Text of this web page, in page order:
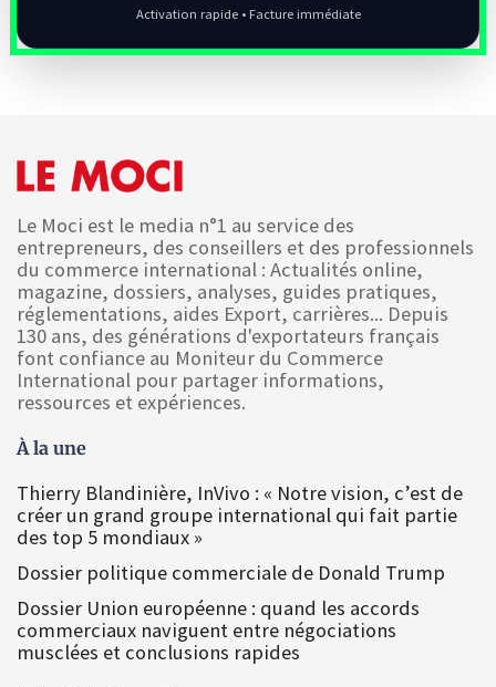
Activation rapide • Facture immédiate
Le Moci est le media n°1 au service des
entrepreneurs, des conseillers et des professionnels
du commerce international : Actualités online,
magazine, dossiers, analyses, guides pratiques,
réglementations, aides Export, carrières... Depuis
130 ans, des générations d'exportateurs français
font confiance au Moniteur du Commerce
International pour partager informations,
ressources et expériences.
À la une
Thierry Blandinière, InVivo : « Notre vision, c’est de
créer un grand groupe international qui fait partie
des top 5 mondiaux »
Dossier politique commerciale de Donald Trump
Dossier Union européenne : quand les accords
commerciaux naviguent entre négociations
musclées et conclusions rapides